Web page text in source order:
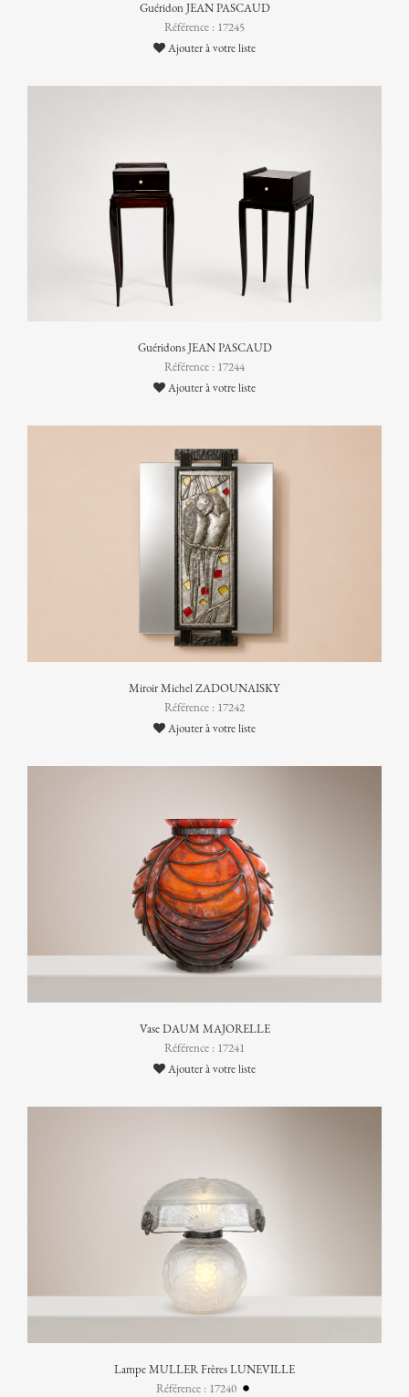
Guéridon JEAN PASCAUD
Référence : 17245
Ajouter à votre liste
Guéridons JEAN PASCAUD
Référence : 17244
Ajouter à votre liste
Miroir Michel ZADOUNAISKY
Référence : 17242
Ajouter à votre liste
Vase DAUM MAJORELLE
Référence : 17241
Ajouter à votre liste
Lampe MULLER Frères LUNEVILLE
Référence : 17240